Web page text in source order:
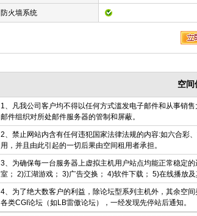
防火墙系统
空间
1、凡我公司客户均不得以任何方式滥发电子邮件和从事销
邮件组织对所处邮件服务器的管制和屏蔽。
2、禁止网站内含有任何违犯国家法律法规的内容:如六合彩
用，并且由此引起的一切后果由空间租用者承担。
3、为确保每一台服务器上虚拟主机用户站点均能正常稳定
室； 2)江湖游戏； 3)广告交换； 4)软件下载； 5)在线播放及
4、为了绝大数客户的利益，除论坛型系列主机外，其余空
各类CGI论坛（如LB雷傲论坛），一经发现先停站后通知。